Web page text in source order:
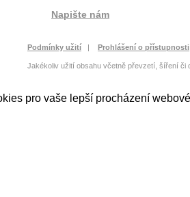
Napište nám
Podmínky užití | Prohlášení o přístupnosti
Jakékoliv užití obsahu včetně převzetí, šíření či
pro vaše lepší procházení